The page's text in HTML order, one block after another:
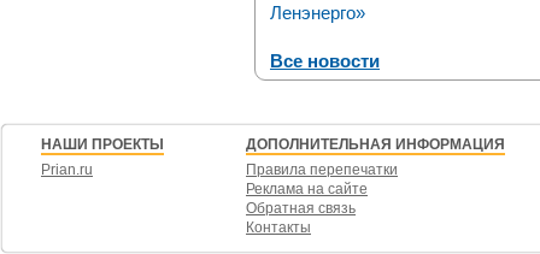
Ленэнерго»
Все новости
НАШИ ПРОЕКТЫ
Prian.ru
ДОПОЛНИТЕЛЬНАЯ ИНФОРМАЦИЯ
Правила перепечатки
Реклама на сайте
Обратная связь
Контакты